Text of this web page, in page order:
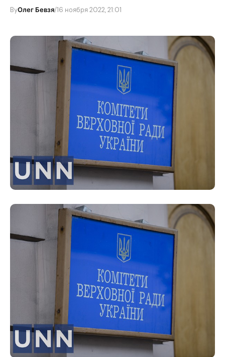
ByОлег Бевзя/16 ноября 2022, 21:01